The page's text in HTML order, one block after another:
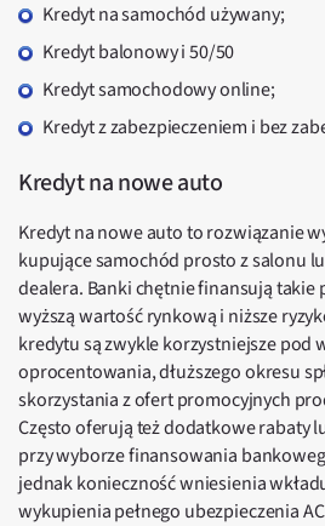
Kredyt na samochód używany;
Kredyt balonowy i 50/50
Kredyt samochodowy online;
Kredyt z zabezpieczeniem i bez
Kredyt na nowe auto
Kredyt na nowe auto to rozwiązanie
kupujące samochód prosto z salonu
dealera. Banki chętnie finansują takie
wyższą wartość rynkową i niższe
kredytu są zwykle korzystniejsze pod
oprocentowania, dłuższego okresu
skorzystania z ofert promocyjnych
Często oferują też dodatkowe rabaty
przy wyborze finansowania
jednak konieczność wniesienia
wykupienia pełnego ubezpieczenia